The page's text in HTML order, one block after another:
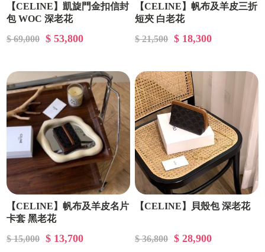
【CELINE】凱旋門金扣信封
包 WOC 深老花
$ 69,000
$ 53,800
【CELINE】帆布及羊皮三折
短夾 白老花
$ 21,500
$ 18,300
【CELINE】帆布及羊皮名片
卡套 黑老花
$ 15,000
$ 13,700
【CELINE】貝殼包 深老花
$ 36,800 $ 28,900